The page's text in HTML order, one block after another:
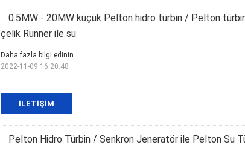
0.5MW - 20MW küçük Pelton hidro türbin / Pelton
çelik Runner ile su
İLETIŞIM
Daha fazla bilgi edinin
2022-11-09 16:20:48
Pelton Hidro Türbin / Senkron Jeneratör ile Pelton Su